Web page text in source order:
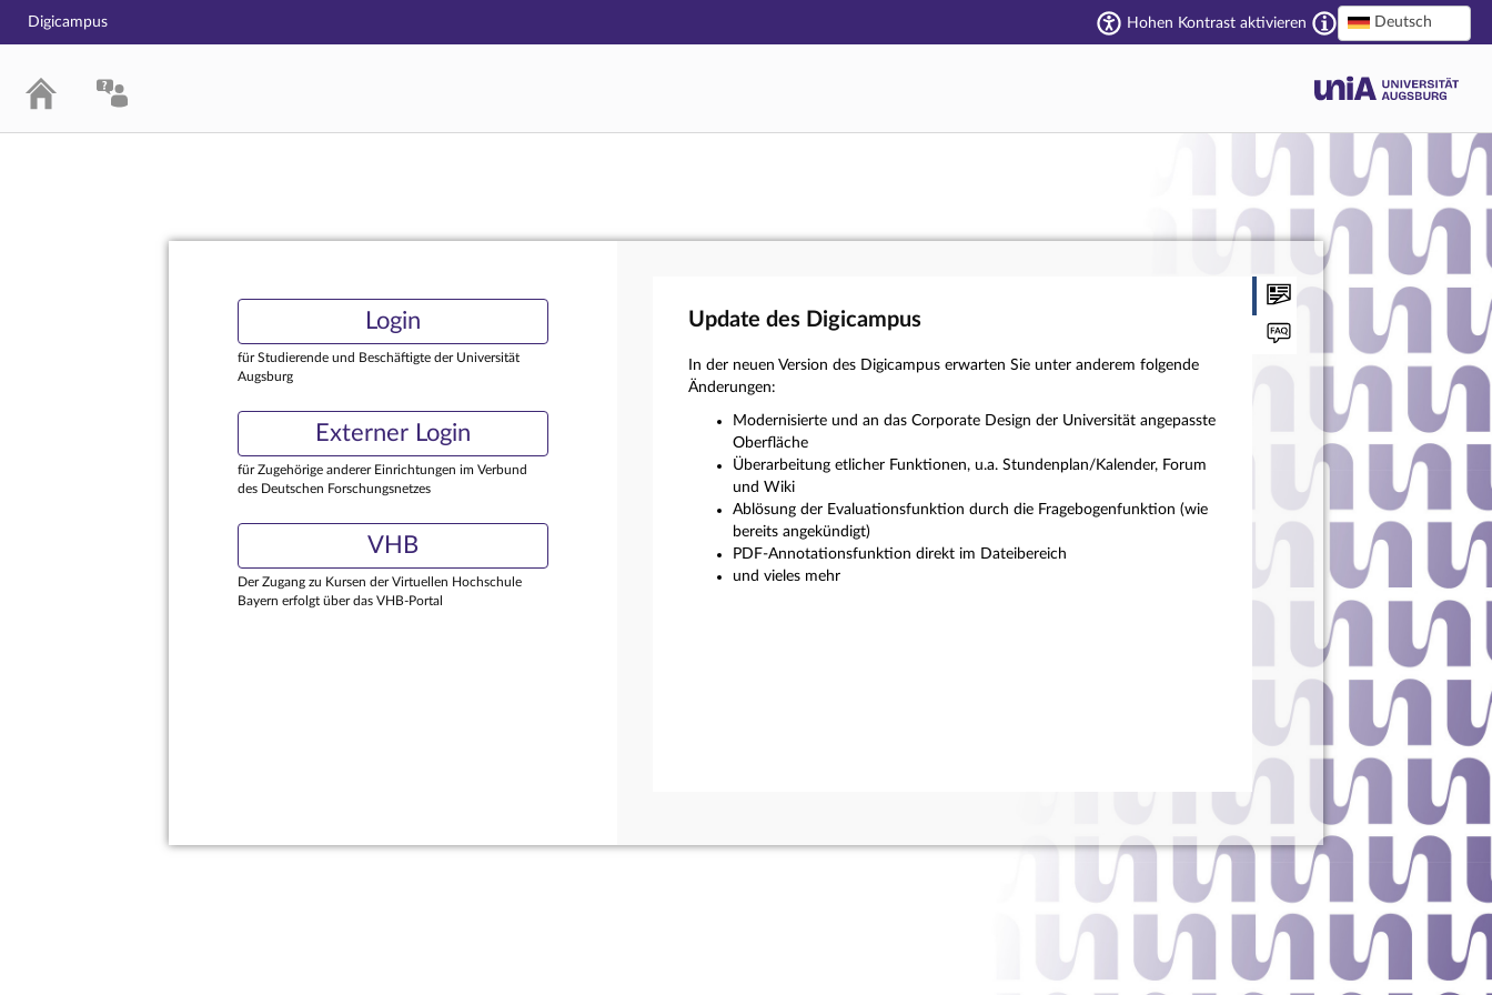
Hauptnavigation
Fußzeile
Digicampus Hohen Kontrast aktivieren Deutsch
Login
für Studierende und Beschäftigte der Universität
Augsburg
Externer Login
für Zugehörige anderer Einrichtungen im Verbund
des Deutschen Forschungsnetzes
VHB
Der Zugang zu Kursen der Virtuellen Hochschule
Bayern erfolgt über das VHB-Portal
Update des Digicampus
In der neuen Version des Digicampus erwarten Sie unter anderem folgende
Änderungen:
Modernisierte und an das Corporate Design der Universität angepasste
Oberfläche
Überarbeitung etlicher Funktionen, u.a. Stundenplan/Kalender, Forum
und Wiki
Ablösung der Evaluationsfunktion durch die Fragebogenfunktion (wie
bereits angekündigt)
PDF-Annotationsfunktion direkt im Dateibereich
und vieles mehr